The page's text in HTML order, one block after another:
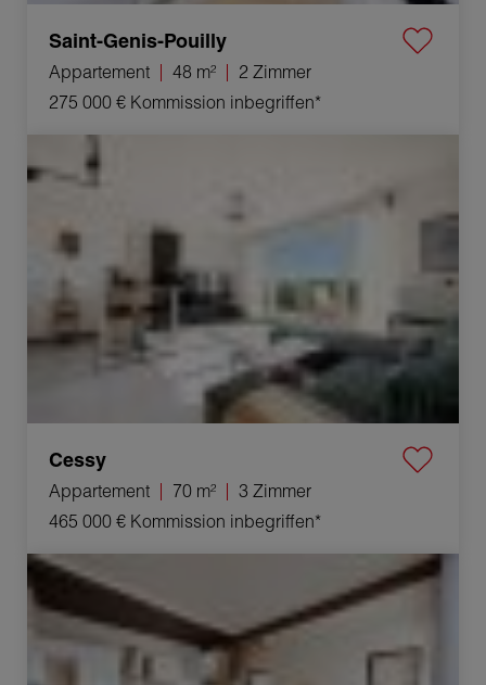
Saint-Genis-Pouilly
Appartement 48 m²
2 Zimmer
275 000 € Kommission inbegriffen*
Verkauf Appartement Cessy 3 Zimmer 70 m²
Cessy
Appartement 70 m²
3 Zimmer
465 000 € Kommission inbegriffen*
Verkauf Stadthaus Gex 6 Zimmer 246 m²